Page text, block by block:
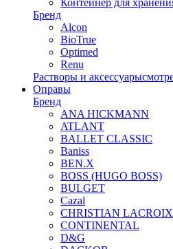
Бренд
Alcon
BioTrue
Optimed
Renu
Растворы и аксессуары
Оправы
Бренд
ANA HICKMANN
ATLANT
BALLET CLASSIC
Baniss
BEN.X
BOSS (HUGO BOSS)
BULGET
Cazal
CHRISTIAN LACROIX
CONTINENTAL
D&G